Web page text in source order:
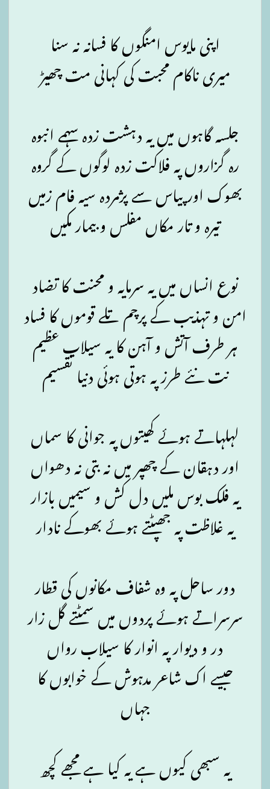
اپنی مایوس امنگوں کا فسانہ نہ سنا
میری ناکام محبت کی کہانی مت چھیڑ
جلسہ گاہوں میں یہ دہشت زدہ سہمے انبوہ
رہ گزاروں پہ فلاکت زدہ لوگوں کے گروہ
بھوک اور پیاس سے پژمردہ سیہ فام زمیں
تیرہ و تار مکاں مفلس و بیمار مکیں
نوع انساں میں یہ سرمایہ و محنت کا تضاد
امن و تہذیب کے پرچم تلے قوموں کا فساد
ہر طرف آتش و آہن کا یہ سیلاب عظیم
نت نئے طرز پہ ہوتی ہوئی دنیا تقسیم
لہلہاتے ہوئے کھیتوں پہ جوانی کا سماں
اور دہقان کے چھپر میں نہ بتی نہ دھواں
یہ فلک بوس ملیں دل کش و سیمیں بازار
یہ غلاظت پہ جھپٹتے ہوئے بھوکے نادار
دور ساحل پہ وہ شفاف مکانوں کی قطار
سرسراتے ہوئے پردوں میں سمٹتے گل زار
در و دیوار پہ انوار کا سیلاب رواں
جیسے اک شاعر مدہوش کے خوابوں کا
جہاں
یہ سبھی کیوں ہے یہ کیا ہے مجھے کچھ